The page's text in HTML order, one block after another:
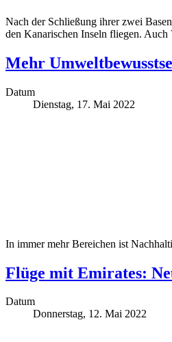
Nach der Schließung ihrer zwei
den Kanarischen Inseln fliegen.
Mehr
Datum
Dienstag, 17. Mai 2022
In immer mehr Bereichen ist
Flüge mit Emirates:
Datum
Donnerstag, 12. Mai 2022